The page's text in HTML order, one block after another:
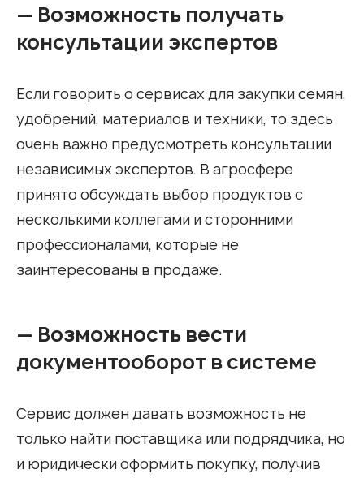
— Возможность получать
консультации экспертов
Если говорить о сервисах для закупки семян,
удобрений, материалов и техники, то здесь
очень важно предусмотреть консультации
независимых экспертов. В агросфере
принято обсуждать выбор продуктов с
несколькими коллегами и сторонними
профессионалами, которые не
заинтересованы в продаже.
— Возможность вести
документооборот в системе
Сервис должен давать возможность не
только найти поставщика или подрядчика, но
и юридически оформить покупку, получив